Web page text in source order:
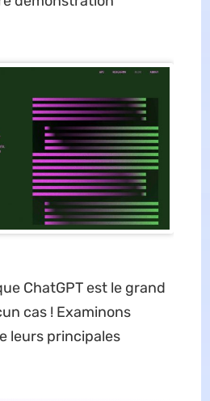
ChatGPT est le grand
cas ! Examinons
leurs principales